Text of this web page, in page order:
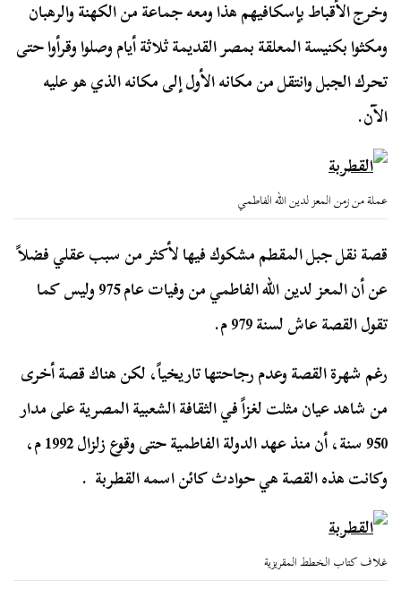
وخرج الأقباط بإسكافيهم هذا ومعه جماعة من الكهنة والرهبان
ومكثوا بكنيسة المعلقة بمصر القديمة ثلاثة أيام وصلوا وقرأوا حتى
تحرك الجبل وانتقل من مكانه الأول إلى مكانه الذي هو عليه
الآن.
عملة من زمن المعز لدين الله الفاطمي
قصة نقل جبل المقطم مشكوك فيها لأكثر من سبب عقلي فضلاً
عن أن المعز لدين الله الفاطمي من وفيات عام 975 وليس كما
تقول القصة عاش لسنة 979 م.
رغم شهرة القصة وعدم رجاحتها تاريخياً، لكن هناك قصة أخرى
من شاهد عيان مثلت لغزاً في الثقافة الشعبية المصرية على مدار
950 سنة، أن منذ عهد الدولة الفاطمية حتى وقوع زلزال 1992 م،
وكانت هذه القصة هي حوادث كائن اسمه القطربة .
غلاف كتاب الخطط المقريزية